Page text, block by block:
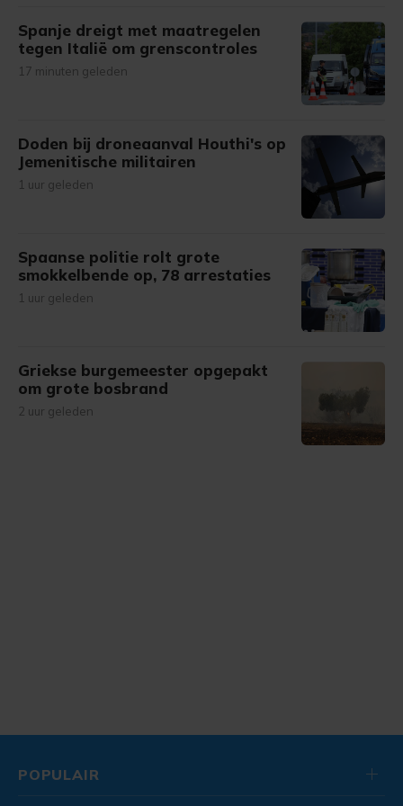
Spanje dreigt met maatregelen
tegen Italië om grenscontroles
17 minuten geleden
Doden bij droneaanval Houthi's op
Jemenitische militairen
1 uur geleden
Spaanse politie rolt grote
smokkelbende op, 78 arrestaties
1 uur geleden
Griekse burgemeester opgepakt
om grote bosbrand
2 uur geleden
POPULAIR